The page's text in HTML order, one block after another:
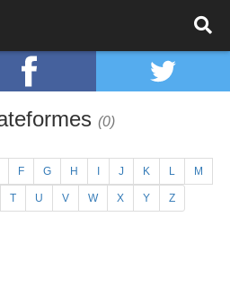
(0)
F G H J K L M
T U V W X Y Z